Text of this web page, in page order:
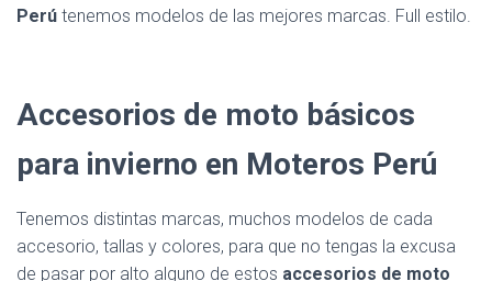
Perú tenemos modelos de las mejores marcas. Full estilo.
Accesorios de moto básicos
para invierno en Moteros Perú
Tenemos distintas marcas, muchos modelos de cada
accesorio, tallas y colores, para que no tengas la excusa
de pasar por alto alguno de estos accesorios de moto